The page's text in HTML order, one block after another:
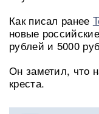
Как писал ранее
новые
рублей и 5000
Он заметил, что
креста.